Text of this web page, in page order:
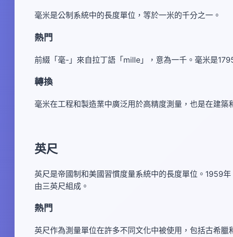
毫米是公制系統中的長度單位，等於一米的千分之一。
熱門
前綴「毫-」來自拉丁語「mille」，意為一千。毫米是
轉換
毫米在工程和製造業中廣泛用於高精度測量，也是在建築
英尺
英尺是帝國制和美國習慣度量系統中的長度單位。1959
由三英尺組成。
熱門
英尺作為測量單位在許多不同文化中被使用，包括古希